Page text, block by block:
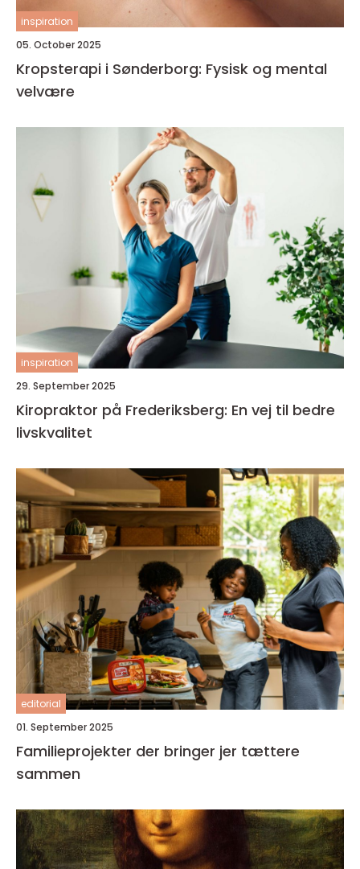
inspiration
05. October 2025
Kropsterapi i Sønderborg: Fysisk og mental
velvære
inspiration
29. September 2025
Kiropraktor på Frederiksberg: En vej til bedre
livskvalitet
editorial
01. September 2025
Familieprojekter der bringer jer tættere
sammen